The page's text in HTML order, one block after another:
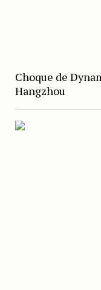
Choque de
Hangzhou